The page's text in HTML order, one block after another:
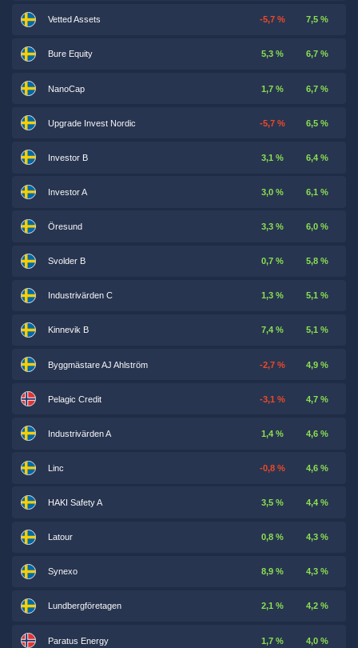
Vetted Assets -5,7 % 7,5 %
Bure Equity 5,3 % 6,7 %
NanoCap 1,7 % 6,7 %
Upgrade Invest Nordic -5,7 % 6,5 %
Investor B 3,1 % 6,4 %
Investor A 3,0 % 6,1 %
Öresund 3,3 % 6,0 %
Svolder B 0,7 % 5,8 %
Industrivärden C 1,3 % 5,1 %
Kinnevik B 7,4 % 5,1 %
Byggmästare AJ Ahlström -2,7 % 4,9 %
Pelagic Credit -3,1 % 4,7 %
Industrivärden A 1,4 % 4,6 %
Linc -0,8 % 4,6 %
HAKI Safety A 3,5 % 4,4 %
Latour 0,8 % 4,3 %
Synexo 8,9 % 4,3 %
Lundbergföretagen 2,1 % 4,2 %
Paratus Energy 1,7 % 4,0 %